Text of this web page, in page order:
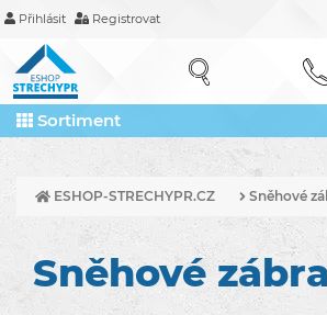
Přihlásit Registrovat
Sortiment
ESHOP-STRECHYPR.CZ Sněhové
Sněhové